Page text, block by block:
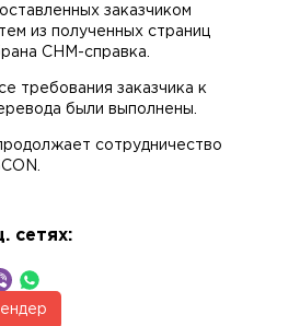
заказчиком
из полученных страниц
CHM-справка.
требования заказчика к
были выполнены.
сотрудничество
сетях: